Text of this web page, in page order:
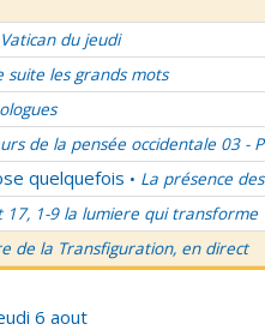
du jeudi
suite les grands mots
de la pensée occidentale 03 -
quelquefois • La présence
17, 1-9 la lumiere qui transforme
de la Transfiguration, en direct
6 aout